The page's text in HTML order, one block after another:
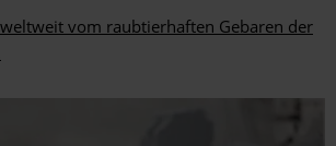
vom raubtierhaften Gebaren der